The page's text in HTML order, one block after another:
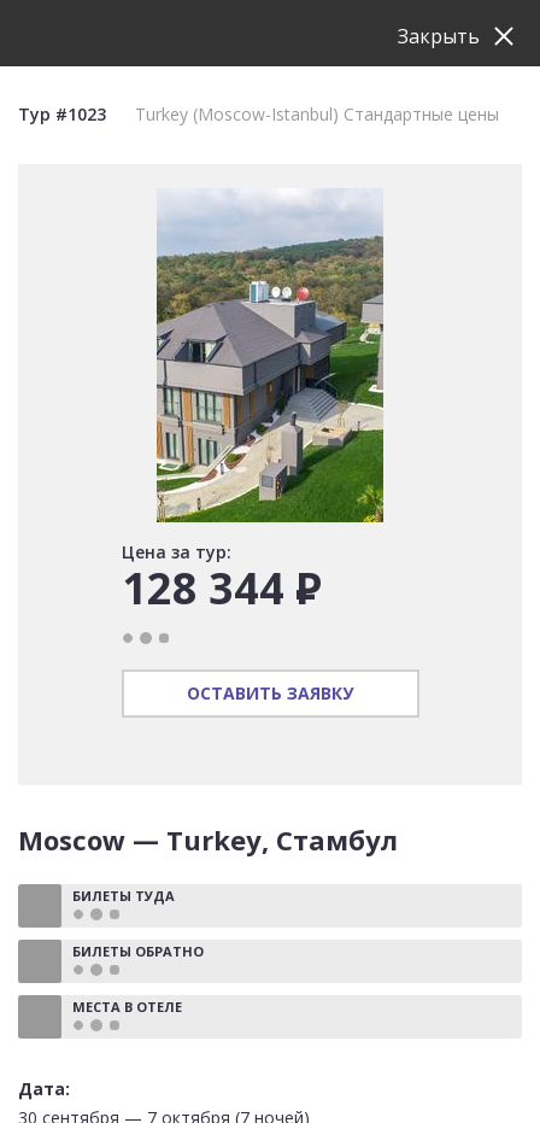
Тур #1023 Turkey (Moscow-Istanbul) Стандартные цены
Moscow — Turkey, Стамбул
БИЛЕТЫ ТУДА
БИЛЕТЫ ОБРАТНО
МЕСТА В ОТЕЛЕ
Дата:
30 сентября — 7 октября (7 ночей)
Цена за тур:
128 344 Р
ОСТАВИТЬ ЗАЯВКУ
Закрыть